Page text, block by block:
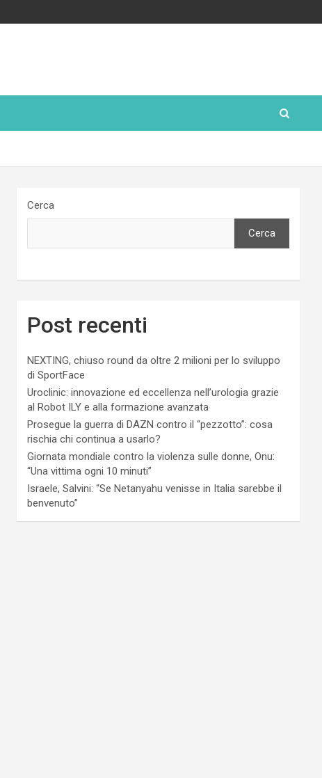
Cerca
Cerca
Post recenti
NEXTING, chiuso round da oltre 2 milioni per lo sviluppo
di SportFace
Uroclinic: innovazione ed eccellenza nell’urologia grazie
al Robot ILY e alla formazione avanzata
Prosegue la guerra di DAZN contro il “pezzotto”: cosa
rischia chi continua a usarlo?
Giornata mondiale contro la violenza sulle donne, Onu:
“Una vittima ogni 10 minuti”
Israele, Salvini: “Se Netanyahu venisse in Italia sarebbe il
benvenuto”